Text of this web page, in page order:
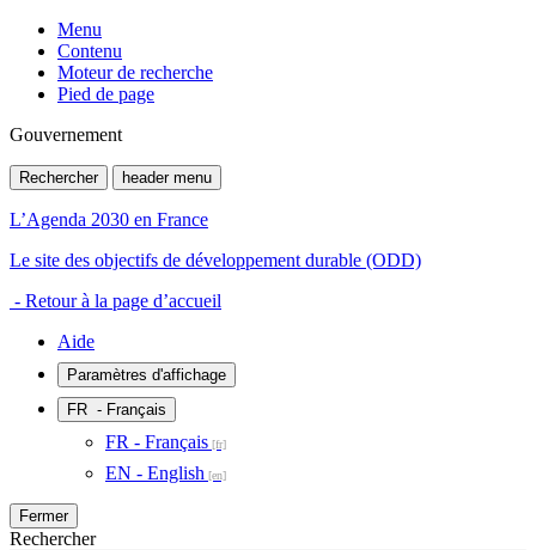
Menu
Contenu
Moteur de recherche
Pied de page
Gouvernement
Rechercher header menu
L’Agenda 2030 en France
Le site des objectifs de développement durable (ODD)
- Retour à la page d’accueil
Aide
Paramètres d'affichage
FR - Français
FR - Français
EN - English
Fermer
Rechercher